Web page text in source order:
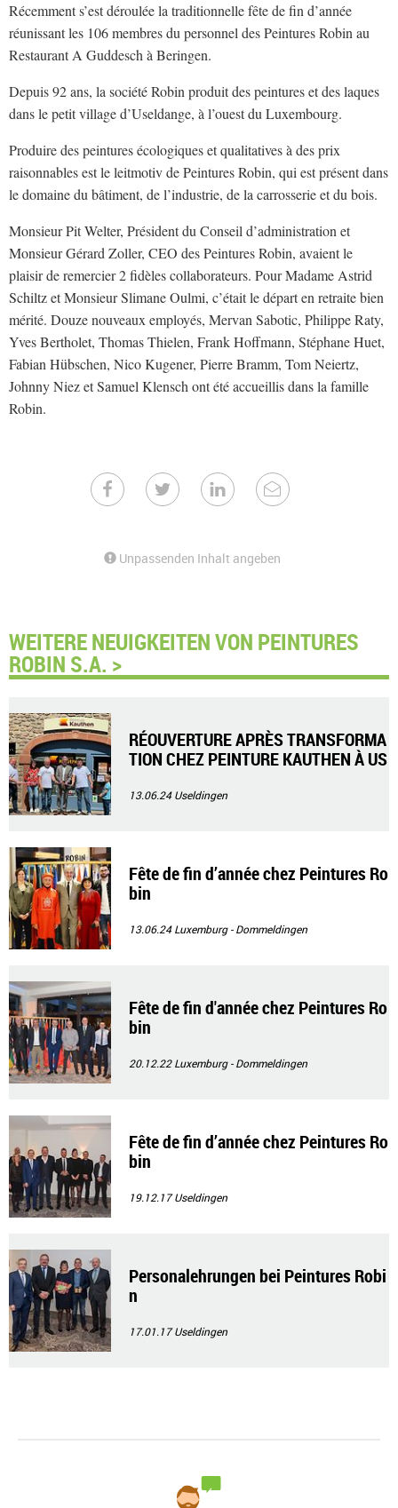
Récemment s’est déroulée la traditionnelle fête de fin d’année
réunissant les 106 membres du personnel des Peintures Robin au
Restaurant A Guddesch à Beringen.
Depuis 92 ans, la société Robin produit des peintures et des laques
dans le petit village d’Useldange, à l’ouest du Luxembourg.
Produire des peintures écologiques et qualitatives à des prix
raisonnables est le leitmotiv de Peintures Robin, qui est présent dans
le domaine du bâtiment, de l’industrie, de la carrosserie et du bois.
Monsieur Pit Welter, Président du Conseil d’administration et
Monsieur Gérard Zoller, CEO des Peintures Robin, avaient le
plaisir de remercier 2 fidèles collaborateurs. Pour Madame Astrid
Schiltz et Monsieur Slimane Oulmi, c’était le départ en retraite bien
mérité. Douze nouveaux employés, Mervan Sabotic, Philippe Raty,
Yves Bertholet, Thomas Thielen, Frank Hoffmann, Stéphane Huet,
Fabian Hübschen, Nico Kugener, Pierre Bramm, Tom Neiertz,
Johnny Niez et Samuel Klensch ont été accueillis dans la famille
Robin.
Unpassenden Inhalt angeben
WEITERE NEUIGKEITEN VON PEINTURES
ROBIN S.A. >
RÉOUVERTURE APRÈS TRANSFORMA
TION CHEZ PEINTURE KAUTHEN À US
13.06.24Useldingen
Fête de fin d’année chez Peintures Ro
bin
13.06.24Luxemburg - Dommeldingen
Fête de fin d'année chez Peintures Ro
bin
20.12.22Luxemburg - Dommeldingen
Fête de fin d’année chez Peintures Ro
bin
19.12.17Useldingen
Personalehrungen bei Peintures Robi
n
17.01.17Useldingen